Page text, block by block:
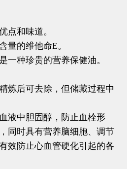
点和味道。
量的维他命E。
一种珍贵的营养保健油。
炼后可去除，但储藏过程中
液中胆固醇，防止血栓形
同时具有营养脑细胞、调节
效防止心血管硬化引起的各